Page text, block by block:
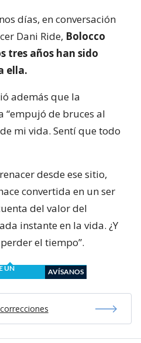
días, en conversación
Dani Ride, Bolocco
tres años han sido
ella.
además que la
“empujó de bruces al
mi vida. Sentí que todo
desde ese sitio,
convertida en un ser
del valor del
instante en la vida. ¿Y
el tiempo”.
UN
AVÍSANOS